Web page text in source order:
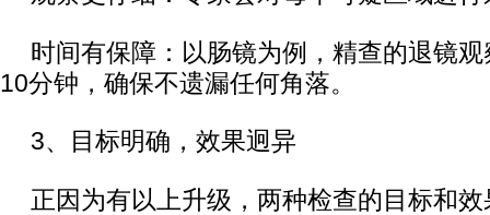
时间有保障：以肠镜为例，精查的退镜
10分钟，确保不遗漏任何角落。
3、目标明确，效果迥异
正因为有以上升级，两种检查的目标和